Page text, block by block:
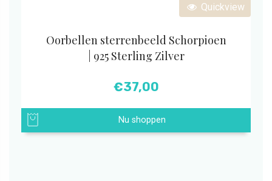
Quickview
Oorbellen sterrenbeeld Schorpioen
| 925 Sterling Zilver
€37,00
Nu shoppen